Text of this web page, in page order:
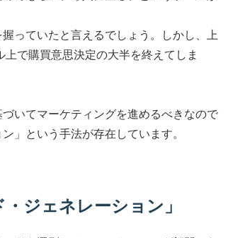
っていたと言えるでしょう。しかし、上
で購買意思決定の大半を終えてしま
いてマーケティングを進めるべきなので
」という手法が存在しています。
ジェネレーション」